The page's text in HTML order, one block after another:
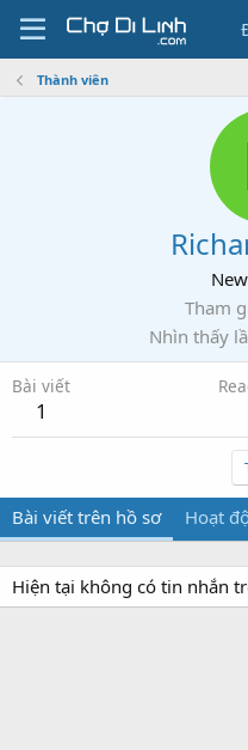
Thành viên
Tham
Nhìn thấy
Bài viết
1
Bài viết trên hồ sơ Hoạt
Hiện tại không có tin nhắn